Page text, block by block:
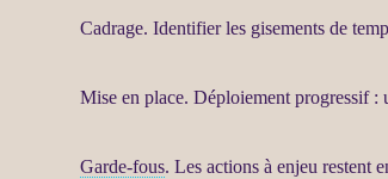
Cadrage. Identifier les gisements de
Mise en place. Déploiement progressif :
Garde-fous. Les actions à enjeu restent